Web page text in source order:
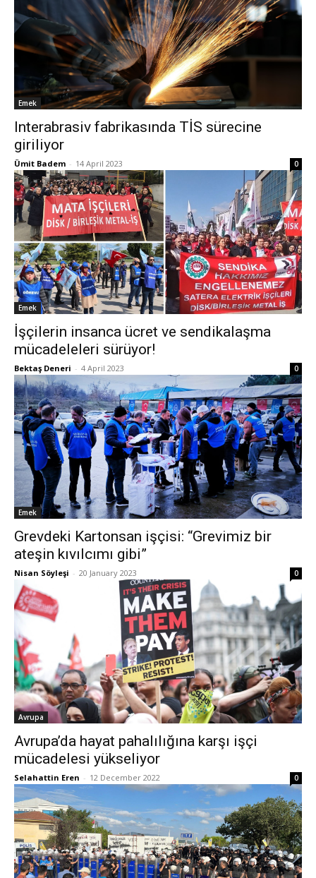
Emek
Interabrasiv fabrikasında TİS sürecine
giriliyor
Ümit Badem - 14 April 2023 0
Emek
İşçilerin insanca ücret ve sendikalaşma
mücadeleleri sürüyor!
Bektaş Deneri - 4 April 2023 0
Emek
Grevdeki Kartonsan işçisi: “Grevimiz bir
ateşin kıvılcımı gibi”
Nisan Söyleşi - 20 January 2023 0
Avrupa
Avrupa’da hayat pahalılığına karşı işçi
mücadelesi yükseliyor
Selahattin Eren - 12 December 2022 0